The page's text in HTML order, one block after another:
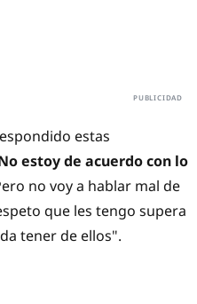
estas
estoy de acuerdo con lo
no voy a hablar mal de
que les tengo supera
tener de ellos".